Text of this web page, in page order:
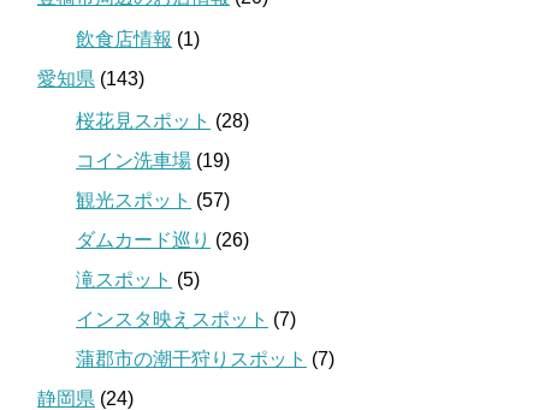
飲食店情報 (1)
愛知県 (143)
桜花見スポット (28)
コイン洗車場 (19)
観光スポット (57)
ダムカード巡り (26)
滝スポット (5)
インスタ映えスポット (7)
蒲郡市の潮干狩りスポット (7)
静岡県 (24)